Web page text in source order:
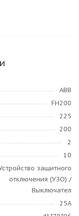
ABB
FH200
225
200
2
10
защитного
отключения (УЗО) /
Выключател
25А